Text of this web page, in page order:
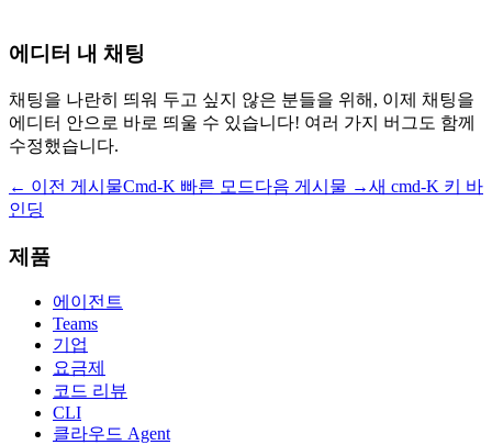
에디터 내 채팅
채팅을 나란히 띄워 두고 싶지 않은 분들을 위해, 이제 채팅을
에디터 안으로 바로 띄울 수 있습니다! 여러 가지 버그도 함께
수정했습니다.
← 이전 게시물Cmd-K 빠른 모드다음 게시물 →새 cmd-K 키 바
인딩
제품
에이전트
Teams
기업
요금제
코드 리뷰
CLI
클라우드 Agent